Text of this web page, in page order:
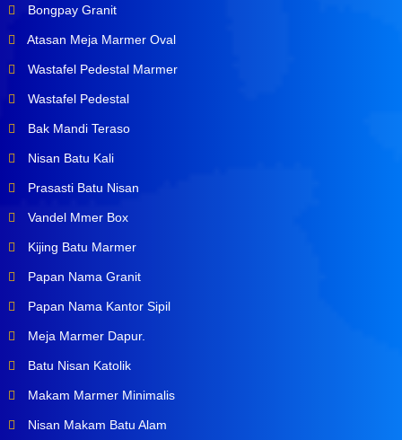
Bongpay Granit
Atasan Meja Marmer Oval
Wastafel Pedestal Marmer
Wastafel Pedestal
Bak Mandi Teraso
Nisan Batu Kali
Prasasti Batu Nisan
Vandel Mmer Box
Kijing Batu Marmer
Papan Nama Granit
Papan Nama Kantor Sipil
Meja Marmer Dapur.
Batu Nisan Katolik
Makam Marmer Minimalis
Nisan Makam Batu Alam